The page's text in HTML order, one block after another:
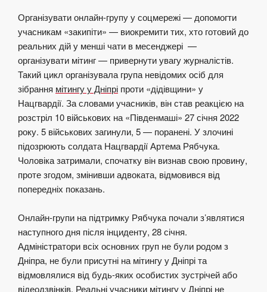
Організувати онлайн-групу у соцмережі — допомогти
учасникам «закипіти» — виокремити тих, хто готовий до
реальних дій у менші чати в месенджері —
організувати мітинг — привернути увагу журналістів.
Такий цикл організувала група невідомих осіб для
зібрання мітингу у Дніпрі проти «дідівщини» у
Нацгвардії. За словами учасників, він став реакцією на
розстріл 10 військових на «Південмаші» 27 січня 2022
року. 5 військових загинули, 5 — поранені. У злочині
підозрюють солдата Нацгвардії Артема Рябчука.
Чоловіка затримали, спочатку він визнав свою провину,
проте згодом, змінивши адвоката, відмовився від
попередніх показань.
Онлайн-групи на підтримку Рябчука почали з’являтися
наступного дня після інциденту, 28 січня.
Адміністратори всіх основних груп не були родом з
Дніпра, не були присутні на мітингу у Дніпрі та
відмовлялися від будь-яких особистих зустрічей або
відеодзвінків. Реальні учасники мітингу у Дніпрі не